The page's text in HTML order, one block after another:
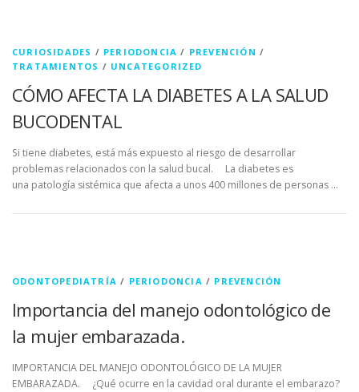
CURIOSIDADES / PERIODONCIA / PREVENCIÓN /
TRATAMIENTOS / UNCATEGORIZED
CÓMO AFECTA LA DIABETES A LA SALUD
BUCODENTAL
Si tiene diabetes, está más expuesto al riesgo de desarrollar
problemas relacionados con la salud bucal. La diabetes es
una patología sistémica que afecta a unos 400 millones de personas …
ODONTOPEDIATRÍA / PERIODONCIA / PREVENCIÓN
Importancia del manejo odontológico de
la mujer embarazada.
IMPORTANCIA DEL MANEJO ODONTOLÓGICO DE LA MUJER
EMBARAZADA. ¿Qué ocurre en la cavidad oral durante el embarazo?